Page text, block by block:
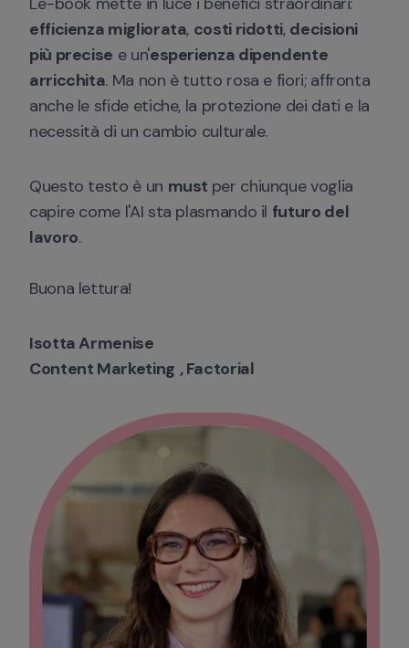
efficienza migliorata, costi ridotti, decisioni
più precise e un'esperienza dipendente
arricchita. Ma non è tutto rosa e fiori; affronta
anche le sfide etiche, la protezione dei dati e la
necessità di un cambio culturale.
Questo testo è un must per chiunque voglia
capire come l'AI sta plasmando il futuro del
lavoro.
Buona lettura!
Isotta Armenise
Content Marketing